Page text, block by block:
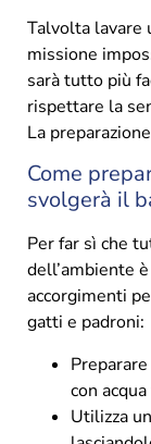
Talvolta lavare
missione
sarà tutto più
rispettare la
La
Come
svolgerà il
Per far sì che
dell’ambiente
accorgimenti
gatti e padroni:
con
Utilizza